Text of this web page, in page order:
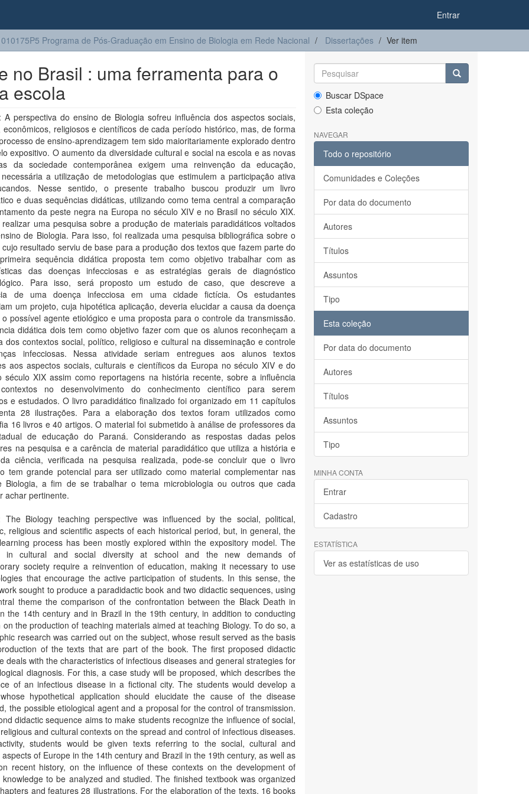
Entrar
Programa de Pós-Graduação em Ensino de Biologia em Rede Nacional Dissertações Ver item
no Brasil : uma ferramenta para o
escola
A perspectiva do ensino de Biologia sofreu influência dos aspectos sociais,
econômicos, religiosos e científicos de cada período histórico, mas, de forma
de ensino-aprendizagem tem sido maioritariamente explorado dentro
expositivo. O aumento da diversidade cultural e social na escola e as novas
da sociedade contemporânea exigem uma reinvenção da educação,
a utilização de metodologias que estimulem a participação ativa
Nesse sentido, o presente trabalho buscou produzir um livro
e duas sequências didáticas, utilizando como tema central a comparação
da peste negra na Europa no século XIV e no Brasil no século XIX.
uma pesquisa sobre a produção de materiais paradidáticos voltados
de Biologia. Para isso, foi realizada uma pesquisa bibliográfica sobre o
resultado serviu de base para a produção dos textos que fazem parte do
sequência didática proposta tem como objetivo trabalhar com as
das doenças infecciosas e as estratégias gerais de diagnóstico
Para isso, será proposto um estudo de caso, que descreve a
de uma doença infecciosa em uma cidade fictícia. Os estudantes
um projeto, cuja hipotética aplicação, deveria elucidar a causa da doença
o possível agente etiológico e uma proposta para o controle da transmissão.
didática dois tem como objetivo fazer com que os alunos reconheçam a
dos contextos social, político, religioso e cultural na disseminação e controle
infecciosas. Nessa atividade seriam entregues aos alunos textos
aos aspectos sociais, culturais e científicos da Europa no século XIV e do
século XIX assim como reportagens na história recente, sobre a influência
no desenvolvimento do conhecimento científico para serem
e estudados. O livro paradidático finalizado foi organizado em 11 capítulos
28 ilustrações. Para a elaboração dos textos foram utilizados como
16 livros e 40 artigos. O material foi submetido à análise de professores da
de educação do Paraná. Considerando as respostas dadas pelos
na pesquisa e a carência de material paradidático que utiliza a história e
ciência, verificada na pesquisa realizada, pode-se concluir que o livro
tem grande potencial para ser utilizado como material complementar nas
Biologia, a fim de se trabalhar o tema microbiologia ou outros que cada
achar pertinente.
The Biology teaching perspective was influenced by the social, political,
religious and scientific aspects of each historical period, but, in general, the
process has been mostly explored within the expository model. The
in cultural and social diversity at school and the new demands of
society require a reinvention of education, making it necessary to use
that encourage the active participation of students. In this sense, the
sought to produce a paradidactic book and two didactic sequences, using
theme the comparison of the confrontation between the Black Death in
the 14th century and in Brazil in the 19th century, in addition to conducting
on the production of teaching materials aimed at teaching Biology. To do so, a
research was carried out on the subject, whose result served as the basis
of the texts that are part of the book. The first proposed didactic
deals with the characteristics of infectious diseases and general strategies for
diagnosis. For this, a case study will be proposed, which describes the
of an infectious disease in a fictional city. The students would develop a
hypothetical application should elucidate the cause of the disease
the possible etiological agent and a proposal for the control of transmission.
didactic sequence aims to make students recognize the influence of social,
and cultural contexts on the spread and control of infectious diseases.
students would be given texts referring to the social, cultural and
of Europe in the 14th century and Brazil in the 19th century, as well as
recent history, on the influence of these contexts on the development of
knowledge to be analyzed and studied. The finished textbook was organized
and features 28 illustrations. For the elaboration of the texts, 16 books
Buscar DSpace
Esta coleção
NAVEGAR
Todo o repositório
Comunidades e Coleções
Por data do documento
Autores
Títulos
Assuntos
Tipo
Esta coleção
Por data do documento
Autores
Títulos
Assuntos
Tipo
MINHA CONTA
Entrar
Cadastro
ESTATÍSTICA
Ver as estatísticas de uso